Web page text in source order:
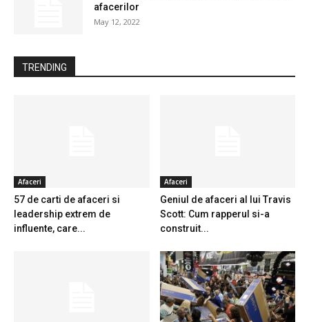
afacerilor
May 12, 2022
TRENDING
Afaceri
57 de carti de afaceri si
leadership extrem de
influente, care...
Afaceri
Geniul de afaceri al lui Travis
Scott: Cum rapperul si-a
construit...